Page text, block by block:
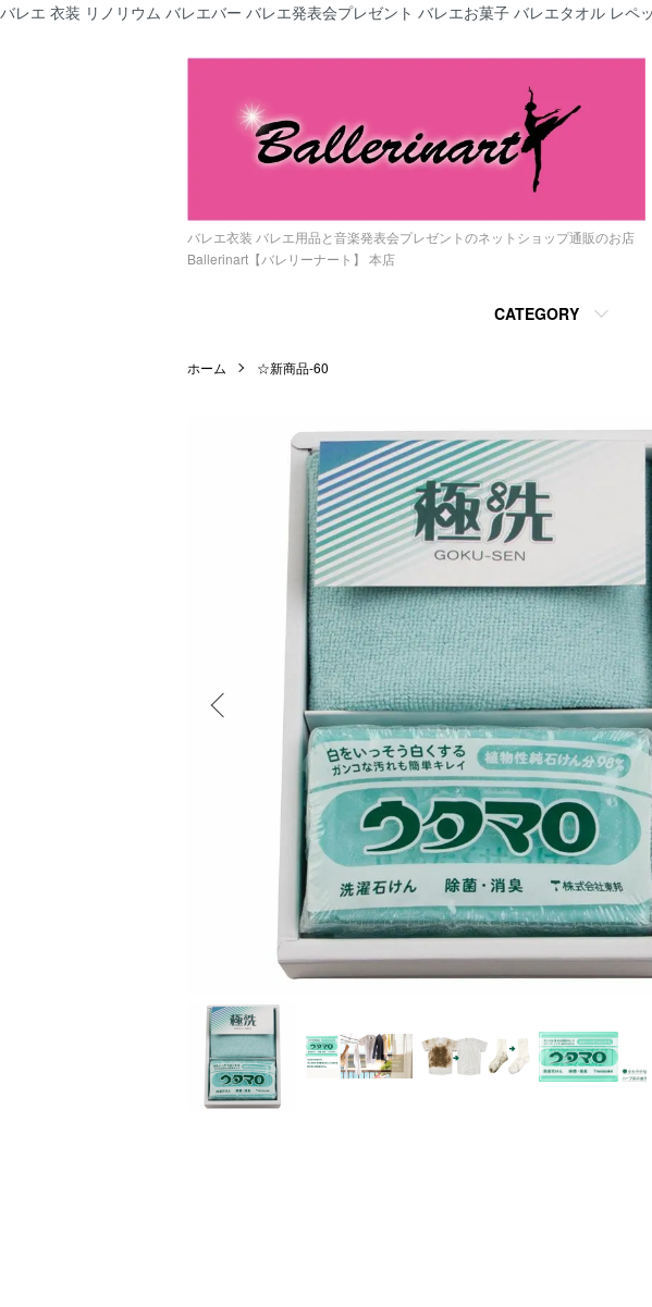
バレエ 衣装 リノリウム バレエバー バレエ発表会プレゼント バレエお菓子 バレエタオル レ
バレエ衣装 バレエ用品と音楽発表会プレゼントのネットショップ通販のお店
Ballerinart【バレリーナート】 本店
CATEGORY
ホーム ☆新商品-60